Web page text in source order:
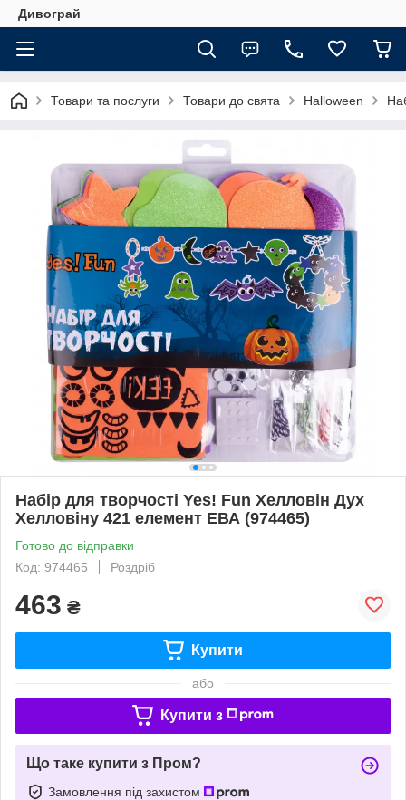
Дивограй
Товари та послуги Товари до свята Halloween
Набір для творчості Yes! Fun Хелловін Дух
Хелловіну 421 елемент ЕВА (974465)
Готово до відправки
Код: 974465
Роздріб
463 ₴
Купити
або
Купити з
Що таке купити з Пром?
Замовлення під захистом